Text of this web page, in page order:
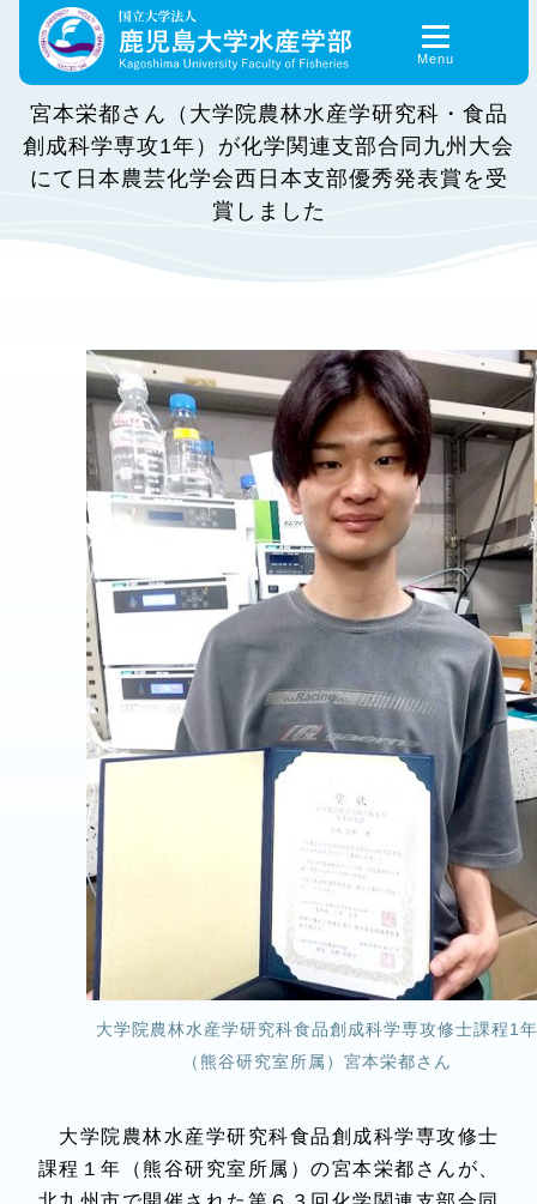
content
宮本栄都さん（大学院農林水産学研究科・食品
創成科学専攻1年）が化学関連支部合同九州大会
にて日本農芸化学会西日本支部優秀発表賞を受
賞しました
大学院農林水産学研究科食品創成科学専攻修士課程1年
（熊谷研究室所属）宮本栄都さん
大学院農林水産学研究科食品創成科学専攻修士
課程１年（熊谷研究室所属）の宮本栄都さんが、